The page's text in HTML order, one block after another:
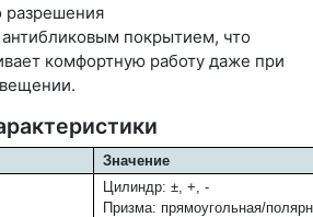
разрешения
покрытием, что
комфортную работу даже при
Значение
Цилиндр: ±, +, -
Призма: прямоугольная/